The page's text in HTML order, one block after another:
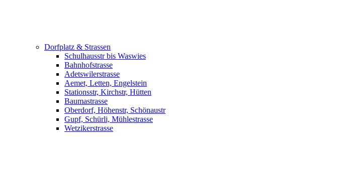
Dorfplatz & Strassen
Schulhausstr bis Waswies
Bahnhofstrasse
Adetswilerstrasse
Aemet, Letten, Engelstein
Stationsstr, Kirchstr, Hütten
Baumastrasse
Oberdorf, Höhenstr, Schönaustr
Gupf, Schürli, Mühlestrasse
Wetzikerstrasse